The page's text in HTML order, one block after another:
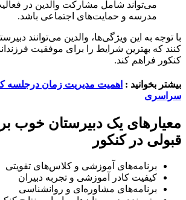
می‌تواند شامل مشارکت والدین در
مدرسه و حمایت‌های اجتماعی باشد.
با توجه به این ویژگی‌ها، والدین می‌توانند
کنند که بهترین شرایط را برای موفقیت
کنکور فراهم کند.
بیشتر بخوانید : اهمیت مدیریت زمان درجلسه
سراسری
معیارهای یک دبیرستان خوب
قبولی در کنکور
برنامه‌های آموزشی و کلاس‌های تقویتی
کیفیت کادر آموزشی و تجربه دبیران
برنامه‌های مشاوره‌ای و روانشناسی